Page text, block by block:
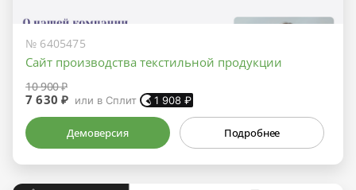
№ 6405475
Сайт производства текстильной продукции
10 900 ₽
7 630 ₽ или в Сплит 1 908 ₽
Демоверсия Подробнее